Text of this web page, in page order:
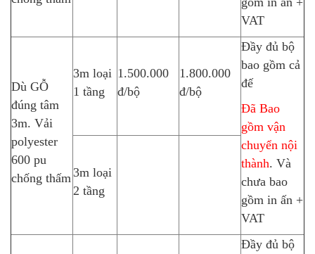
VAT
Dù GỖ
đúng tâm
3m. Vải
polyester
600 pu
chống thấm
3m loại
1 tầng
1.500.000
đ/bộ
1.800.000
đ/bộ
Đầy đủ bộ
bao gồm cả
đế
Đã Bao
gồm vận
chuyển nội
thành. Và
chưa bao
gồm in ấn +
VAT
3m loại
2 tầng
Đầy đủ bộ